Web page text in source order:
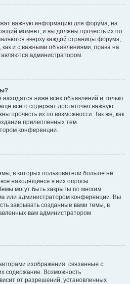
важную информацию для форума, на
момент, и вы должны прочесть их по
вверху каждой страницы форума,
как и с важными объявлениями, права на
администратором.
ниже всех объявлений и только
всего содержат достаточно важную
прочесть их по возможности. Так же, как
прилепленных тем
конференции.
в которых пользователи больше не
находящиеся в них опросы
могут быть закрыты по многим
или администратором конференции. Вы
закрывать созданные вами темы, в
вам администратором
изображения, связанные с
содержание. Возможность
от разрешений, установленных